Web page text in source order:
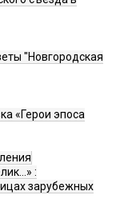
"Новгородская
«Герои эпоса
:
зарубежных